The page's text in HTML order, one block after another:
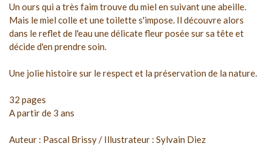
Un ours qui a très faim trouve du miel en suivant une abeille.
Mais le miel colle et une toilette s'impose. Il découvre alors
dans le reflet de l'eau une délicate fleur posée sur sa tête et
décide d'en prendre soin.
Une jolie histoire sur le respect et la préservation de la nature.
32 pages
A partir de 3 ans
Auteur : Pascal Brissy / Illustrateur : Sylvain Diez